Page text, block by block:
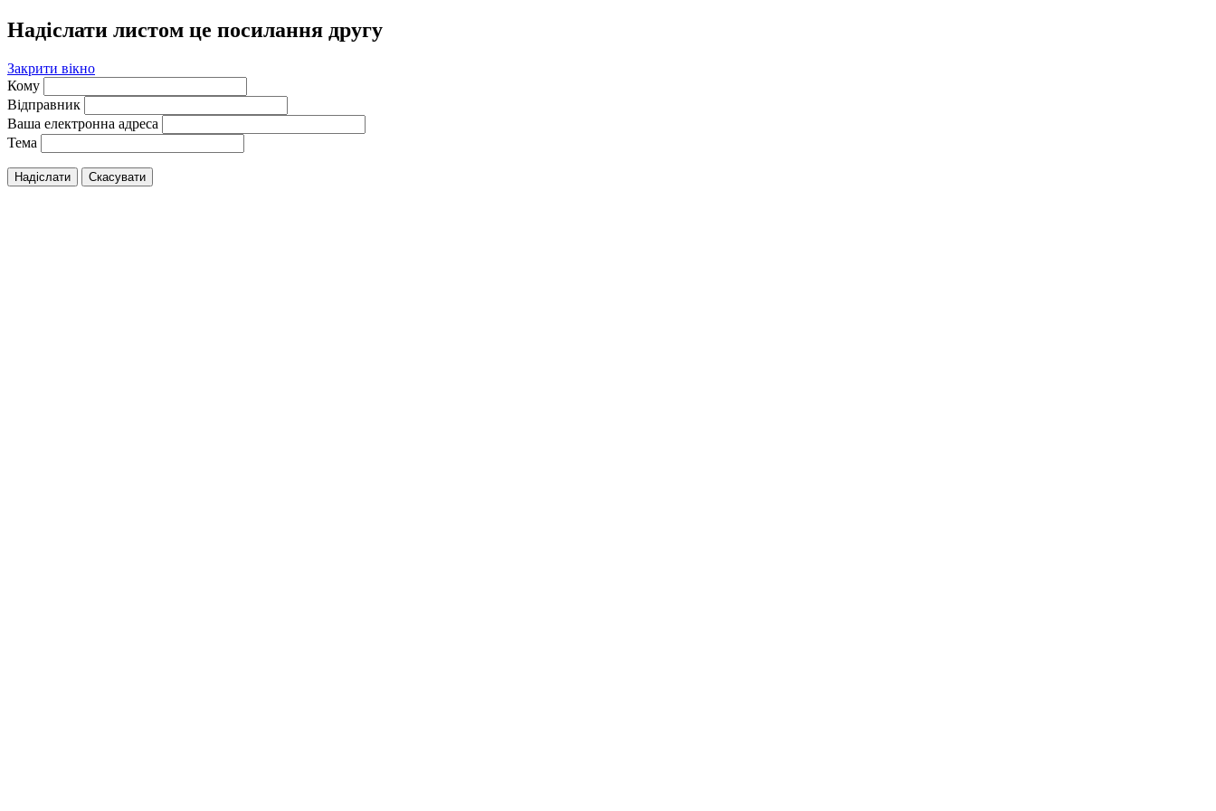
Надіслати листом це посилання другу
Закрити вікно
Кому
Відправник
Ваша електронна адреса
Тема
Надіслати Скасувати